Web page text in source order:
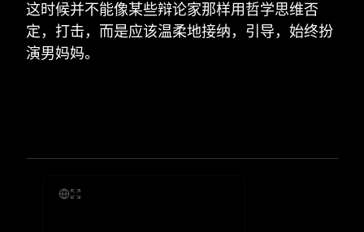
这时候并不能像某些辩论家那样用哲学思维否
定，打击，而是应该温柔地接纳，引导，始终扮
演男妈妈。